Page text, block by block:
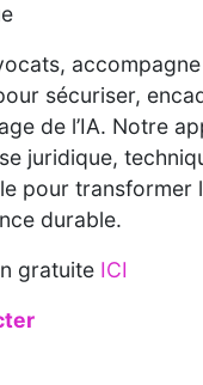
sécuriser,
de l’IA. Notre
juridique,
pour transformer
durable.
gratuite ICI